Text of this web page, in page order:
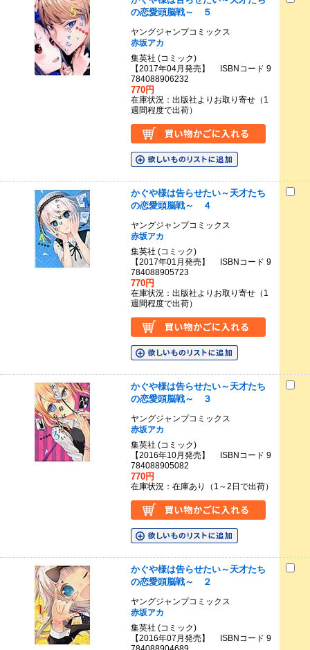
の恋愛頭脳戦～ ５
ヤングジャンプコミックス
赤坂アカ
集英社 (コミック)
【2017年04月発売】 ISBNコード 9
784088906232
770円
在庫状況：出版社よりお取り寄せ（1
週間程度で出荷）
かぐや様は告らせたい～天才たち
の恋愛頭脳戦～ ４
ヤングジャンプコミックス
赤坂アカ
集英社 (コミック)
【2017年01月発売】 ISBNコード 9
784088905723
770円
在庫状況：出版社よりお取り寄せ（1
週間程度で出荷）
かぐや様は告らせたい～天才たち
の恋愛頭脳戦～ ３
ヤングジャンプコミックス
赤坂アカ
集英社 (コミック)
【2016年10月発売】 ISBNコード 9
784088905082
770円
在庫状況：在庫あり（1～2日で出荷）
かぐや様は告らせたい～天才たち
の恋愛頭脳戦～ ２
ヤングジャンプコミックス
赤坂アカ
集英社 (コミック)
【2016年07月発売】 ISBNコード 9